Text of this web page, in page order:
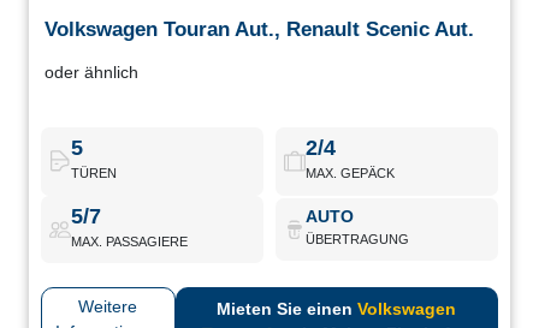
Volkswagen Touran Aut., Renault Scenic Aut.
oder ähnlich
5
TÜREN
2/4
MAX. GEPÄCK
5/7
MAX. PASSAGIERE
AUTO
ÜBERTRAGUNG
Weitere
Mieten Sie einenVolkswagen
Volkswagen Touran Aut., Renault Scenic Aut.